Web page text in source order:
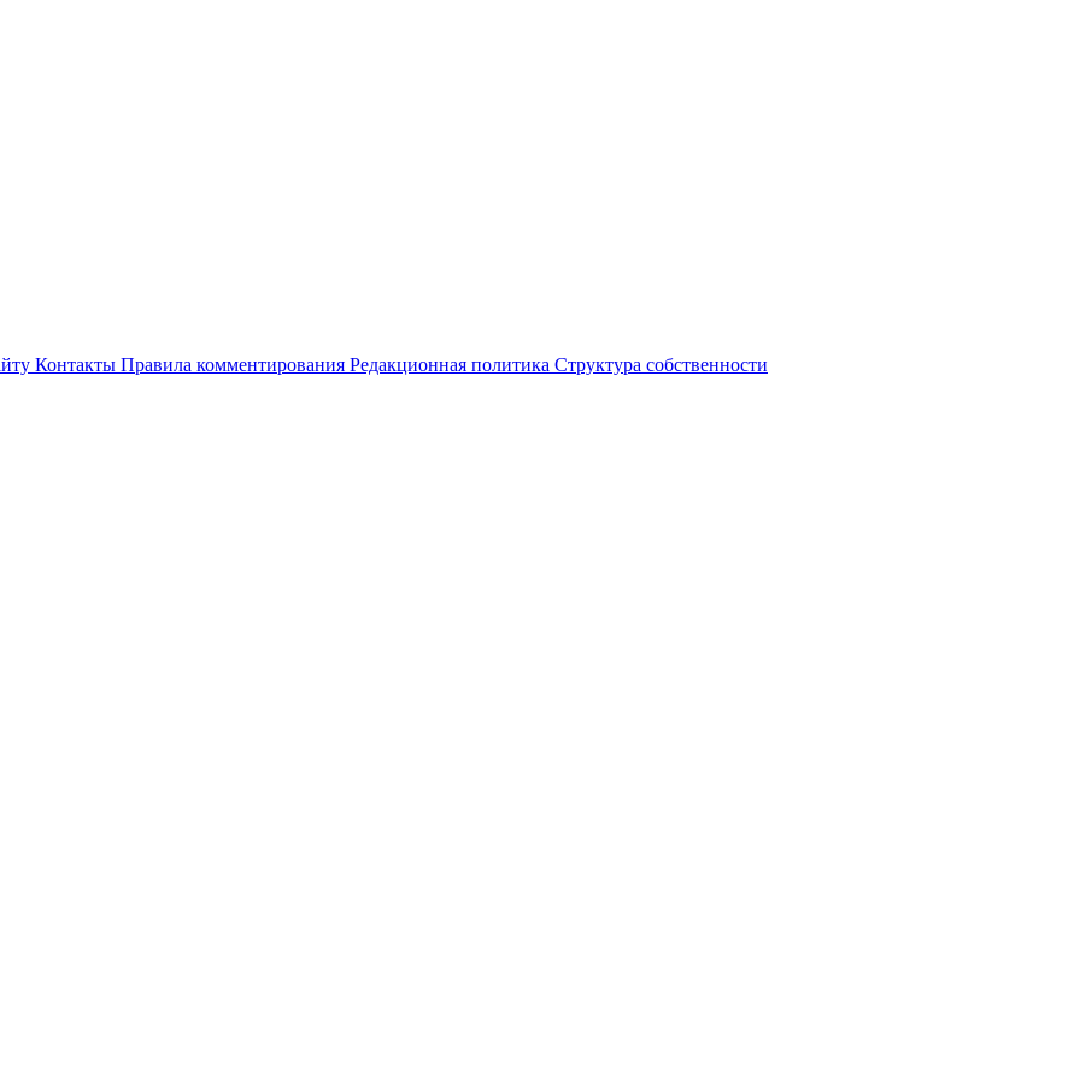
Контакты Правила комментирования Редакционная политика Структура собственности